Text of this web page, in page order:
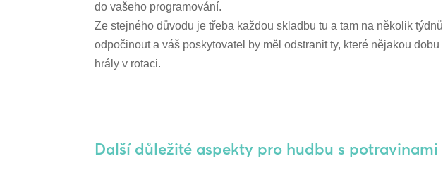
do vašeho programování.
Ze stejného důvodu je třeba každou skladbu tu a tam na několik týdnů
odpočinout a váš poskytovatel by měl odstranit ty, které nějakou dobu
hrály v rotaci.
Další důležité aspekty pro hudbu s potravinami